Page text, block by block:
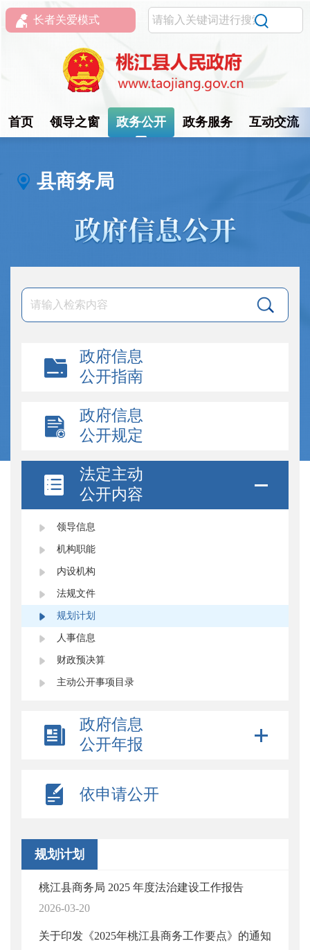
长者关爱模式
首页 领导之窗 政务公开 政务服务 互动交流
县商务局
政府信息
公开指南
政府信息
公开规定
法定主动
公开内容
领导信息
机构职能
内设机构
法规文件
规划计划
人事信息
财政预决算
主动公开事项目录
政府信息
公开年报
依申请公开
规划计划
桃江县商务局 2025 年度法治建设工作报告
2026-03-20
关于印发《2025年桃江县商务工作要点》的通知